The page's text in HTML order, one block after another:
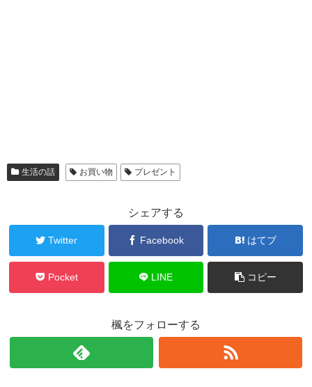
生活の話 お買い物 プレゼント
シェアする
Twitter Facebook はてブ
Pocket LINE コピー
楓をフォローする